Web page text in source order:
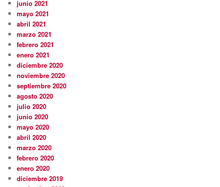
junio 2021
mayo 2021
abril 2021
marzo 2021
febrero 2021
enero 2021
diciembre 2020
noviembre 2020
septiembre 2020
agosto 2020
julio 2020
junio 2020
mayo 2020
abril 2020
marzo 2020
febrero 2020
enero 2020
diciembre 2019